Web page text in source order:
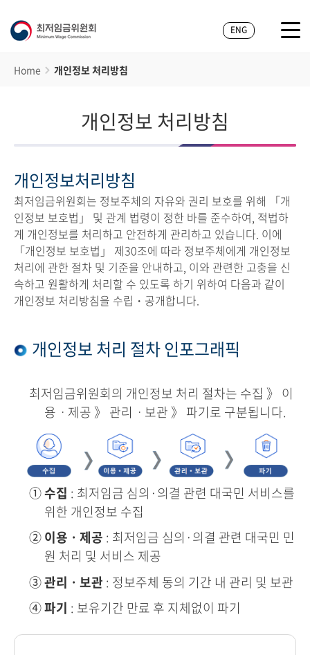
ENG
Home 개인정보 처리방침
개인정보 처리방침
개인정보처리방침
최저임금위원회는 정보주체의 자유와 권리 보호를 위해 「개
인정보 보호법」 및 관계 법령이 정한 바를 준수하여, 적법하
게 개인정보를 처리하고 안전하게 관리하고 있습니다. 이에
「개인정보 보호법」 제30조에 따라 정보주체에게 개인정보
처리에 관한 절차 및 기준을 안내하고, 이와 관련한 고충을 신
속하고 원활하게 처리할 수 있도록 하기 위하여 다음과 같이
개인정보 처리방침을 수립・공개합니다.
개인정보 처리 절차 인포그래픽
최저임금위원회의 개인정보 처리 절차는 수집 》 이
용ㆍ제공 》 관리ㆍ보관 》 파기로 구분됩니다.
①수집 : 최저임금 심의·의결 관련 대국민 서비스를
위한 개인정보 수집
② 이용ㆍ제공 : 최저임금 심의·의결 관련 대국민 민
원 처리 및 서비스 제공
③관리ㆍ보관 : 정보주체 동의 기간 내 관리 및 보관
④파기 : 보유기간 만료 후 지체없이 파기